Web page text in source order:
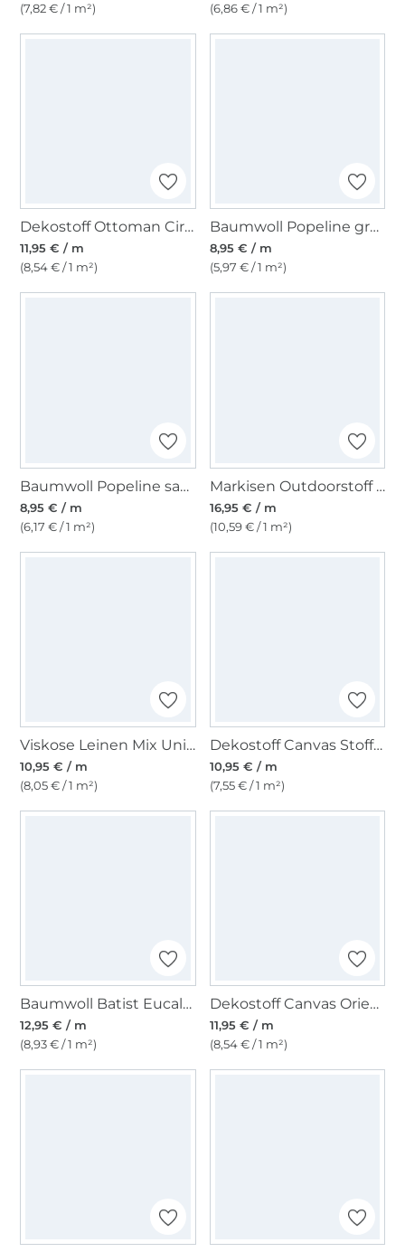
(7,82 € / 1 m²)
(6,86 € / 1 m²)
Dekostoff Ottoman Circle Style, blau
11,95 € / m
(8,54 € / 1 m²)
Baumwoll Popeline grün
8,95 € / m
(5,97 € / 1 m²)
Baumwoll Popeline sand
8,95 € / m
(6,17 € / 1 m²)
Markisen Outdoorstoff blau, weiss 160 cm
16,95 € / m
(10,59 € / 1 m²)
Viskose Leinen Mix Uni, weiß
10,95 € / m
(8,05 € / 1 m²)
Dekostoff Canvas Stoff uni, pink
10,95 € / m
(7,55 € / 1 m²)
Baumwoll Batist Eucalyptus Leaves, weiss
12,95 € / m
(8,93 € / 1 m²)
Dekostoff Canvas Orient Mandala, gelb multicolor
11,95 € / m
(8,54 € / 1 m²)